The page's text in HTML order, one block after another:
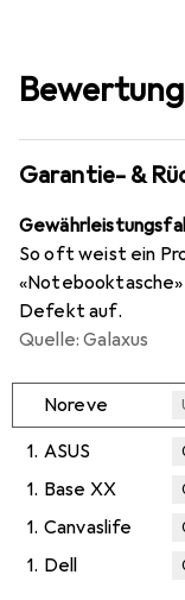
Garantie- &
So oft weist ein
Defekt auf.
Quelle: Galaxus
Noreve
1. ASUS
1. Base XX
1. Canvaslife
1. Dell